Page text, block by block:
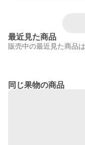
最近見た商品
販売中の最近見た商品
同じ果物の商品